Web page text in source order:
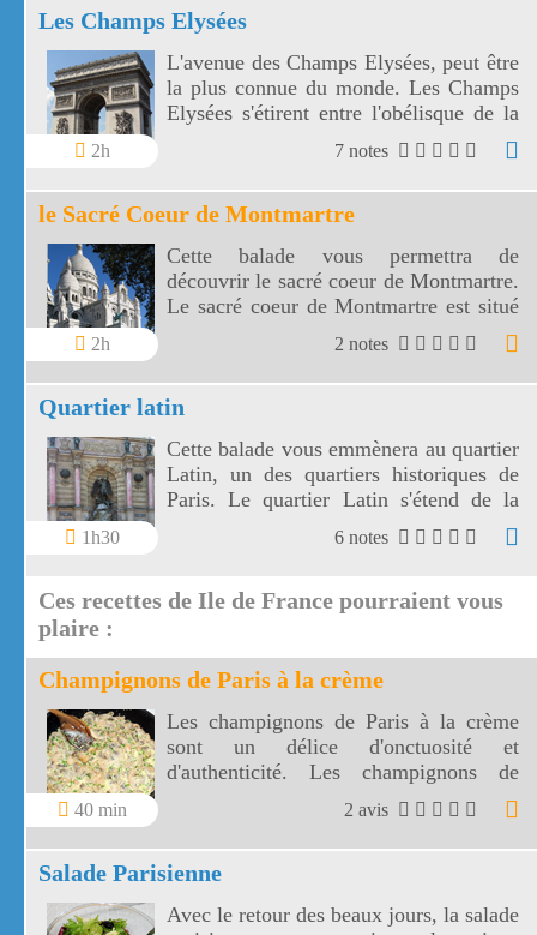
Les Champs Elysées
2h
L'avenue des Champs Elysées, peut être
la plus connue du monde. Les Champs
Elysées s'étirent entre l'obélisque de la
Concorde et l'arc de Triomphe de
7 notes
le Sacré Coeur de Montmartre
2h
Cette balade vous permettra de
découvrir le sacré coeur de Montmartre.
Le sacré coeur de Montmartre est situé
comme la place du Tertre sur la butte
Montmartre à Paris.
2 notes
Quartier latin
1h30
Cette balade vous emmènera au quartier
Latin, un des quartiers historiques de
Paris. Le quartier Latin s'étend de la
Sorbonne au Panthéon, des bords de
Seine au jardin du Luxembourg.
6 notes
Ces recettes de Ile de France pourraient vous
plaire :
Champignons de Paris à la crème
40 min
Les champignons de Paris à la crème
sont un délice d'onctuosité et
d'authenticité. Les champignons de
Paris accompagneront divinement vos
grillades, vos pâtes ou riz avec la
gourmandise de la crème fraîche .
2 avis
Salade Parisienne
Avec le retour des beaux jours, la salade